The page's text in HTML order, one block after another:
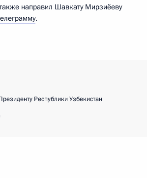
направил Шавкату Мирзиёеву
.
Республики Узбекистан